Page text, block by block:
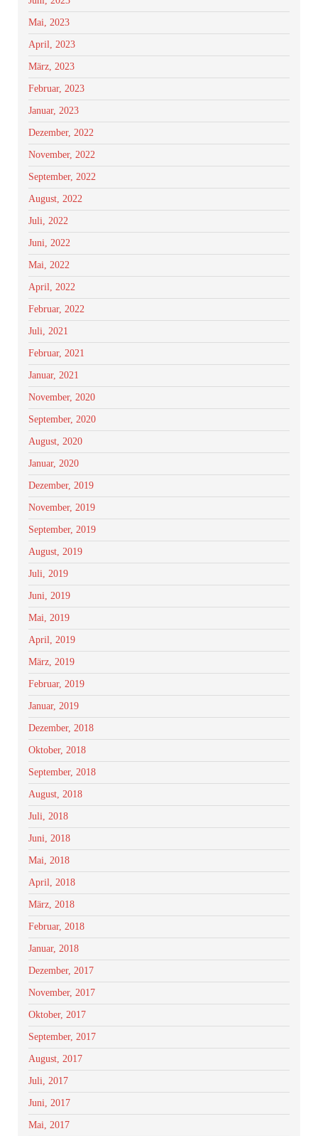
Mai, 2023
April, 2023
März, 2023
Februar, 2023
Januar, 2023
Dezember, 2022
November, 2022
September, 2022
August, 2022
Juli, 2022
Juni, 2022
Mai, 2022
April, 2022
Februar, 2022
Juli, 2021
Februar, 2021
Januar, 2021
November, 2020
September, 2020
August, 2020
Januar, 2020
Dezember, 2019
November, 2019
September, 2019
August, 2019
Juli, 2019
Juni, 2019
Mai, 2019
April, 2019
März, 2019
Februar, 2019
Januar, 2019
Dezember, 2018
Oktober, 2018
September, 2018
August, 2018
Juli, 2018
Juni, 2018
Mai, 2018
April, 2018
März, 2018
Februar, 2018
Januar, 2018
Dezember, 2017
November, 2017
Oktober, 2017
September, 2017
August, 2017
Juli, 2017
Juni, 2017
Mai, 2017